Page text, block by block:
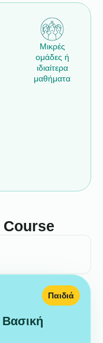
Course
Μικρές
ομάδες ή
ιδιαίτερα
μαθήματα
Παιδιά